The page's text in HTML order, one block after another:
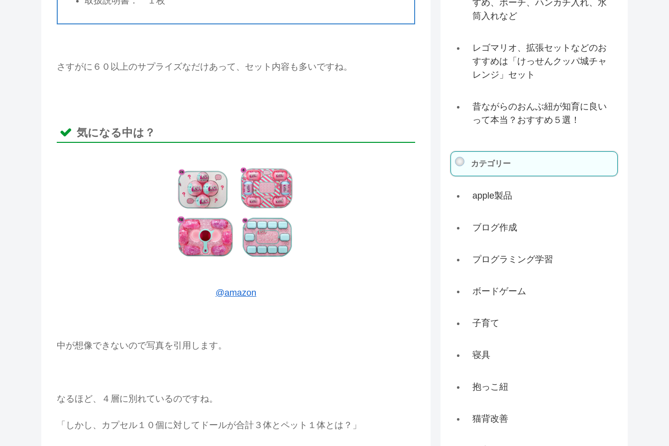
さすがに６０以上のサプライズなだけあって、セット内容も多いですね。
気になる中は？
@amazon
中が想像できないので写真を引用します。
なるほど、４層に別れているのですね。
「しかし、カプセル１０個に対してドールが合計３体とペット１体とは？」
すめ、ポーチ、ハンカチ入れ、水
筒入れなど
レゴマリオ、拡張セットなどのお
すすめは「けっせんクッパ城チャ
レンジ」セット
昔ながらのおんぶ紐が知育に良い
って本当？おすすめ５選！
カテゴリー
apple製品
ブログ作成
プログラミング学習
ボードゲーム
子育て
寝具
抱っこ紐
猫背改善